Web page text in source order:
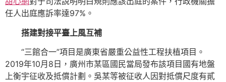
任人出庭應訴率達97%。
搭建對接平臺上風互補
“三館合一”項目是廣東省嚴重公益性工程扶植項目。
2019年10月8日，廣州市某區國民當局發布該項目國有地盤
上衡宇征收及抵償計劃。吳某等被征收人因對抵償尺度有貳